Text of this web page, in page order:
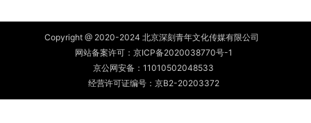
Copyright @ 2020-2024 北京深刻青年文化传媒有限公司
网站备案许可： 京ICP备2020038770号-1
京公网安备： 11010502048533
经营许可证编号：京B2-20203372